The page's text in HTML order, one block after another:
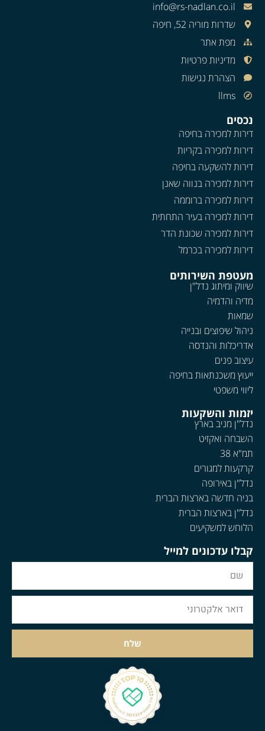
info@rs-nadlan.co.il
שדרות מוריה 52, חיפה
מפת אתר
מדיניות פרטיות
הצהרת נגישות
llms
נכסים
דירות למכירה בחיפה
דירות למכירה בקריות
דירות להשקעה בחיפה
דירות למכירה בנווה שאנן
דירות למכירה ברוממה
דירות למכירה בעיר התחתית
דירות למכירה שכונת הדר
דירות למכירה בכרמל
מעטפת השירותים
שיווק ומיתוג נדל"ן
מדיה והדמיה
שמאות
ניהול שיפוצים ובנייה
אדריכלות והנדסה
עיצוב פנים
ייעוץ משכנתאות בחיפה
ליווי משפטי
יזמות והשקעות
נדל"ן מניב בארץ
השבחה ואקזיט
תמ"א 38
קרקעות למגורים
נדל"ן באירופה
בניה חדשה בארצות הברית
נדל"ן בארצות הברית
הלוחש למשקיעים
קבלו עדכונים למייל
שלח